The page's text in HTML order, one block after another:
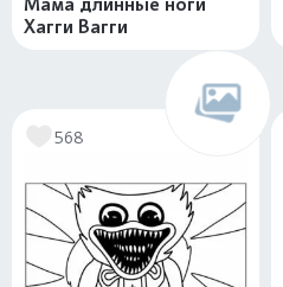
Хагги Вагги
568